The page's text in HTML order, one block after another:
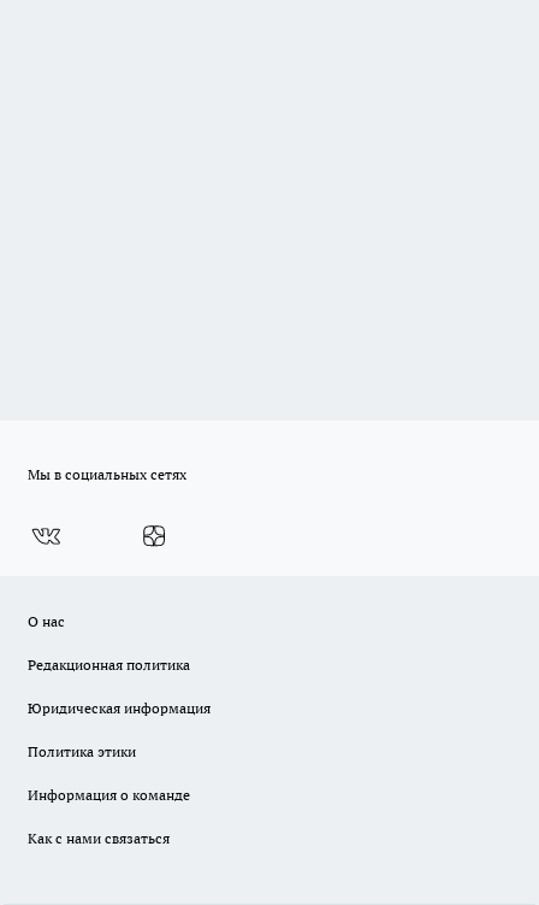
Мы в социальных сетях
О нас
Редакционная политика
Юридическая информация
Политика этики
Информация о команде
Как с нами связаться